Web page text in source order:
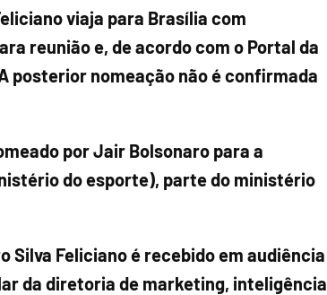
viaja para Brasília com
reunião e, de acordo com o Portal da
posterior nomeação não é confirmada
por Jair Bolsonaro para a
do esporte), parte do ministério
Silva Feliciano é recebido em audiência
da diretoria de marketing, inteligência